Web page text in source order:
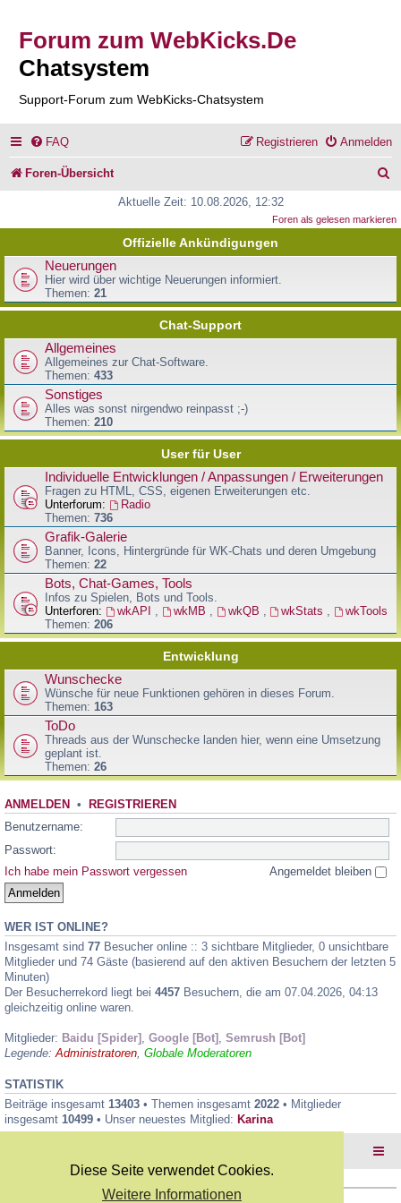
Diese Seite verwendet Cookies.
Weitere Informationen
Forum zum WebKicks.De
Chatsystem
Support-Forum zum WebKicks-Chatsystem
FAQ Anmelden
Registrieren
Foren-Übersicht
c
Aktuelle Zeit: 10.08.2026, 12:32
Foren als gelesen markieren
Offizielle Ankündigungen
Neuerungen
Hier wird über wichtige Neuerungen informiert.
Themen: 21
Chat-Support
Allgemeines
Allgemeines zur Chat-Software.
Themen: 433
Sonstiges
Alles was sonst nirgendwo reinpasst ;-)
Themen: 210
User für User
Individuelle Entwicklungen / Anpassungen / Erweiterungen
Fragen zu HTML, CSS, eigenen Erweiterungen etc.
Unterforum:
Radio
Themen: 736
Grafik-Galerie
Banner, Icons, Hintergründe für WK-Chats und deren Umgebung
Themen: 22
Bots, Chat-Games, Tools
Infos zu Spielen, Bots und Tools.
Unterforen:
wkAPI , wkMB , wkQB , wkStats ,
wkTools
Themen: 206
Entwicklung
Wunschecke
Wünsche für neue Funktionen gehören in dieses Forum.
Themen: 163
ToDo
Threads aus der Wunschecke landen hier, wenn eine Umsetzung
geplant ist.
Themen: 26
ANMELDEN • REGISTRIEREN
Benutzername:
Passwort:
Ich habe mein Passwort vergessen
Angemeldet bleiben
WER IST ONLINE?
Insgesamt sind 77 Besucher online :: 3 sichtbare Mitglieder, 0 unsichtbare
Mitglieder und 74 Gäste (basierend auf den aktiven Besuchern der letzten 5
Minuten)
Der Besucherrekord liegt bei 4457 Besuchern, die am 07.04.2026, 04:13
gleichzeitig online waren.
Mitglieder: Baidu [Spider] , Google [Bot] , Semrush [Bot]
Legende:Administratoren, Globale Moderatoren
STATISTIK
Beiträge insgesamt 13403 • Themen insgesamt 2022 • Mitglieder
insgesamt 10499 • Unser neuestes Mitglied: Karina